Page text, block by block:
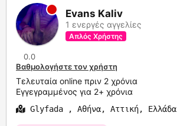
Evans Kaliv
1 ενεργές αγγελίες
Απλός Χρήστης
0.0
Βαθμολογήστε τον χρήστη
Τελευταία online πριν 2 χρόνια
Εγγεγραμμένος για 2+ χρόνια
Glyfada , Αθήνα, Αττική, Ελλάδα